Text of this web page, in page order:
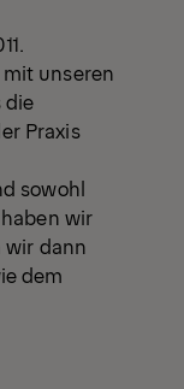
unseren
die
Praxis
sowohl
wir
wir dann
dem